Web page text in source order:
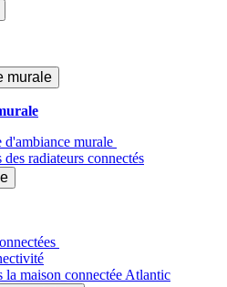
murale
d'ambiance murale
radiateurs connectés
la maison connectée Atlantic